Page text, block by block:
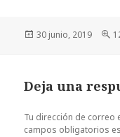
Publicado
30 junio, 2019
Deja una
Tu dirección de correo
campos obligatorios